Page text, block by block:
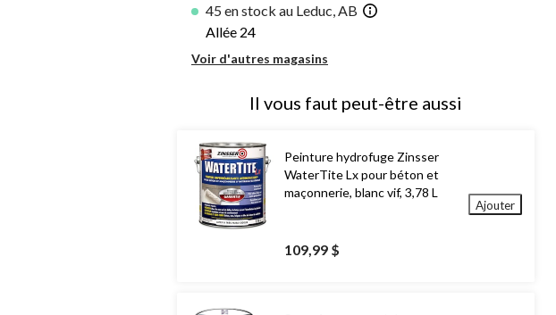
45 en stock au Leduc, AB
Allée 24
Voir d'autres magasins
Il vous faut peut-être aussi
Peinture hydrofuge Zinsser
WaterTite Lx pour béton et
maçonnerie, blanc vif, 3,78 L
109,99 $
Ajouter